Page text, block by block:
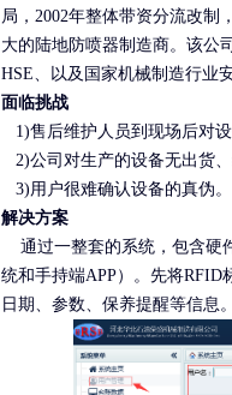
局，2002年整体带资分流改制
大的陆地防喷器制造商。该公
HSE、以及国家机械制造行业
面临挑战
1)售后维护人员到现场后对
2)公司对生产的设备无出货
3)用户很难确认设备的真伪。
解决方案
通过一整套的系统，包含硬
统和手持端APP）。先将
日期、参数、保养提醒等信息。